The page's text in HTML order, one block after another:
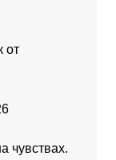
от
чувствах.